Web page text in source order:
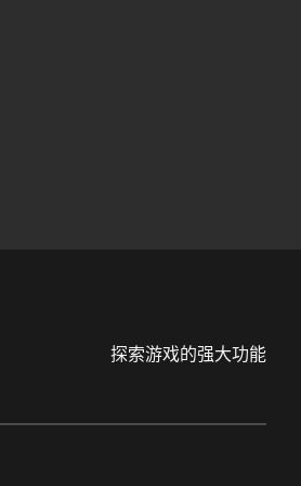
探索游戏的强大功能